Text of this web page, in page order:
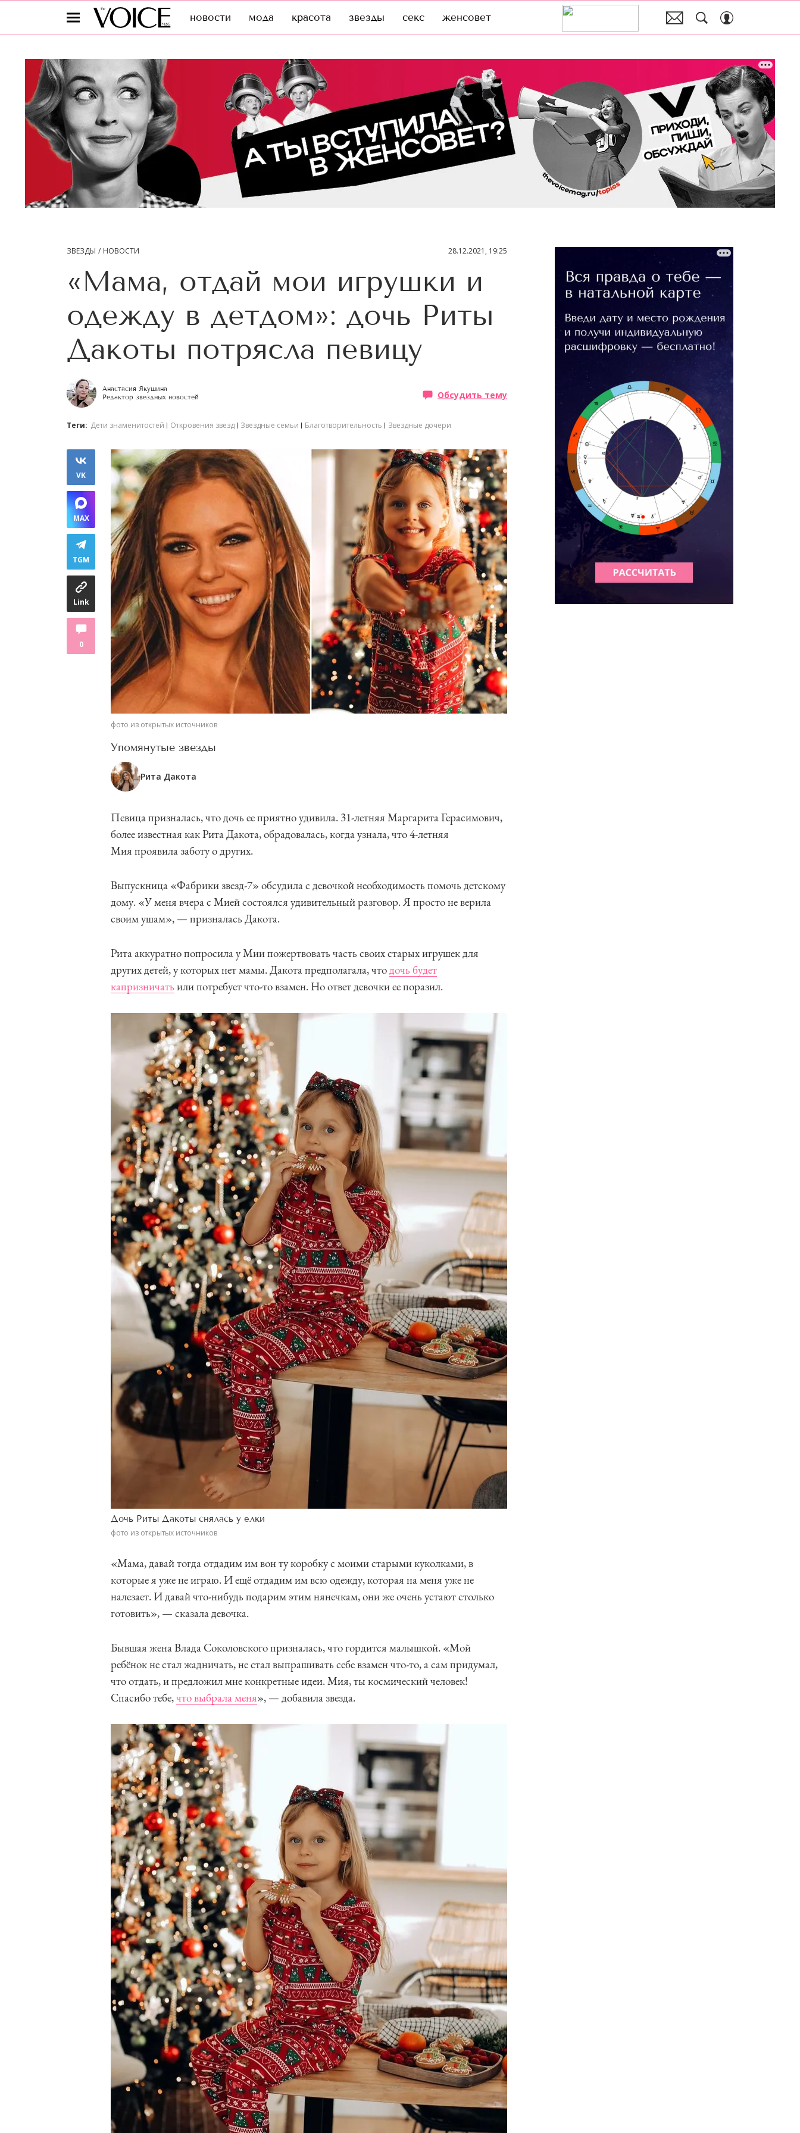
новости мода красота звезды секс женсовет
ЗВЕЗДЫ НОВОСТИ 28.12.2021, 19:25
«Мама, отдай мои игрушки и
одежду в детдом»: дочь Риты
Дакоты потрясла певицу
Анастасия Якушина
Редактор звездных новостей
Обсудить тему
Теги: Дети знаменитостей Откровения звезд Звездные семьи Благотворительность Звездные дочери
VK
MAX
TGM
Link
0
фото из открытых источников
Упомянутые звезды
Рита Дакота
Певица призналась, что дочь ее приятно удивила. 31-летняя Маргарита Герасимович,
более известная как Рита Дакота, обрадовалась, когда узнала, что 4-летняя
Мия проявила заботу о других.
Выпускница «Фабрики звезд-7» обсудила с девочкой необходимость помочь детскому
дому. «У меня вчера с Мией состоялся удивительный разговор. Я просто не верила
своим ушам», — призналась Дакота.
Рита аккуратно попросила у Мии пожертвовать часть своих старых игрушек для
других детей, у которых нет мамы. Дакота предполагала, чтодочь будет
капризничать или потребует что-то взамен. Но ответ девочки ее поразил.
Дочь Риты Дакоты снялась у елки
фото из открытых источников
«Мама, давай тогда отдадим им вон ту коробку с моими старыми куколками, в
которые я уже не играю. И ещё отдадим им всю одежду, которая на меня уже не
налезает. И давай что-нибудь подарим этим нянечкам, они же очень устают столько
готовить», — сказала девочка.
Бывшая жена Влада Соколовского призналась, что гордится малышкой. «Мой
ребёнок не стал жадничать, не стал выпрашивать себе взамен что-то, а сам придумал,
что отдать, и предложил мне конкретные идеи. Мия, ты космический человек!
Спасибо тебе,что выбрала меня», — добавила звезда.